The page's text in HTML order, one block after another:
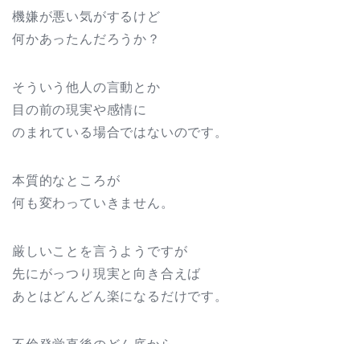
機嫌が悪い気がするけど
何かあったんだろうか？
そういう他人の言動とか
目の前の現実や感情に
のまれている場合ではないのです。
本質的なところが
何も変わっていきません。
厳しいことを言うようですが
先にがっつり現実と向き合えば
あとはどんどん楽になるだけです。